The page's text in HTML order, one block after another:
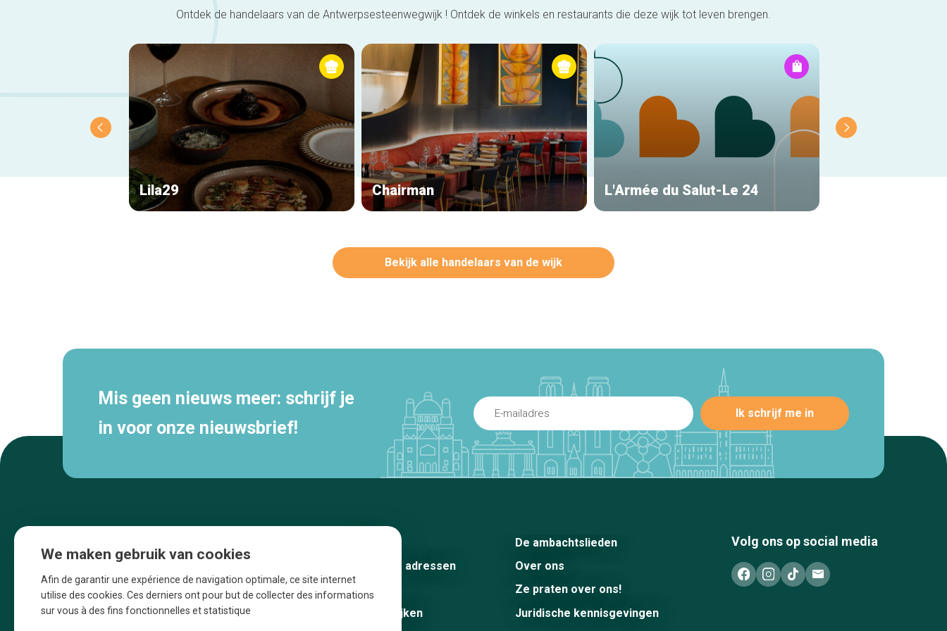
Ontdek de handelaars van de Antwerpsesteenwegwijk ! Ontdek de winkels en restaurants die deze wijk tot leven brengen.
Lila29 Chairman L'Armée du Salut-Le 24
Bekijk alle handelaars van de wijk
Mis geen nieuws meer: schrijf je
in voor onze nieuwsbrief!
De beste adressen
Blog
Winkelwijken
De ambachtslieden
Over ons
Ze praten over ons!
Juridische kennisgevingen
Volg ons op social media
We maken gebruik van cookies
Afin de garantir une expérience de navigation optimale, ce site internet
utilise des cookies. Ces derniers ont pour but de collecter des informations
sur vous à des fins fonctionnelles et statistique